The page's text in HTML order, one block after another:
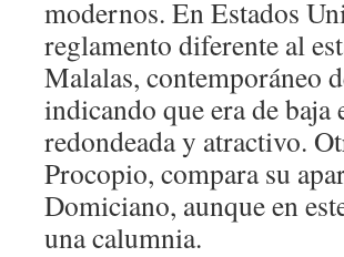
modernos. En Estados
reglamento diferente al
Malalas, contemporáneo
indicando que era de baja
redondeada y atractivo.
Procopio, compara su
Domiciano, aunque en
una calumnia.